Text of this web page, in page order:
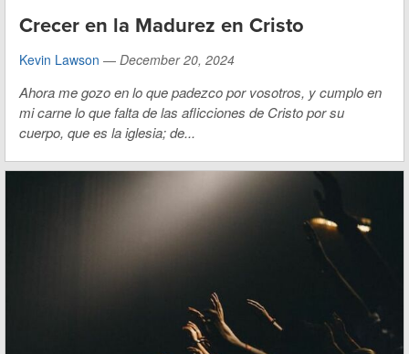
Crecer en la Madurez en Cristo
Kevin Lawson — December 20, 2024
Ahora me gozo en lo que padezco por vosotros, y cumplo en
mi carne lo que falta de las aflicciones de Cristo por su
cuerpo, que es la iglesia; de...